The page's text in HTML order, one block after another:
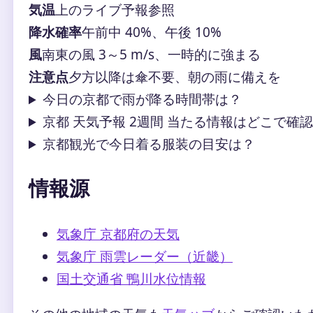
気温上のライブ予報参照
降水確率午前中 40%、午後 10%
風南東の風 3～5 m/s、一時的に強まる
注意点夕方以降は傘不要、朝の雨に備えを
今日の京都で雨が降る時間帯は？
京都 天気予報 2週間 当たる情報はどこで確
京都観光で今日着る服装の目安は？
情報源
気象庁 京都府の天気
気象庁 雨雲レーダー（近畿）
国土交通省 鴨川水位情報